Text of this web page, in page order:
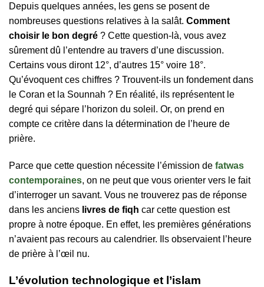
Depuis quelques années, les gens se posent de
nombreuses questions relatives à la salât. Comment
choisir le bon degré ? Cette question-là, vous avez
sûrement dû l’entendre au travers d’une discussion.
Certains vous diront 12°, d’autres 15° voire 18°.
Qu’évoquent ces chiffres ? Trouvent-ils un fondement dans
le Coran et la Sounnah ? En réalité, ils représentent le
degré qui sépare l’horizon du soleil. Or, on prend en
compte ce critère dans la détermination de l’heure de
prière.
Parce que cette question nécessite l’émission de fatwas
contemporaines, on ne peut que vous orienter vers le fait
d’interroger un savant. Vous ne trouverez pas de réponse
dans les anciens livres de fiqh car cette question est
propre à notre époque. En effet, les premières générations
n’avaient pas recours au calendrier. Ils observaient l’heure
de prière à l’œil nu.
L’évolution technologique et l’islam